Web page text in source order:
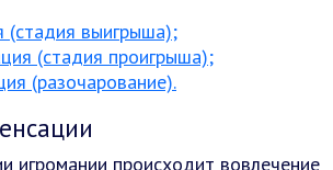
(стадия выигрыша);
(стадия проигрыша);
(разочарование).
игромании происходит вовлечение